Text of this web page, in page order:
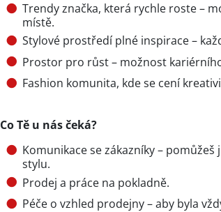
Trendy značka, která rychle roste –
místě.
Stylové prostředí plné inspirace –
Prostor pro růst – možnost
Fashion komunita, kde se cení
Co Tě u nás čeká?
Komunikace se zákazníky –
stylu.
Prodej a práce na pokladně.
Péče o vzhled prodejny – aby byla